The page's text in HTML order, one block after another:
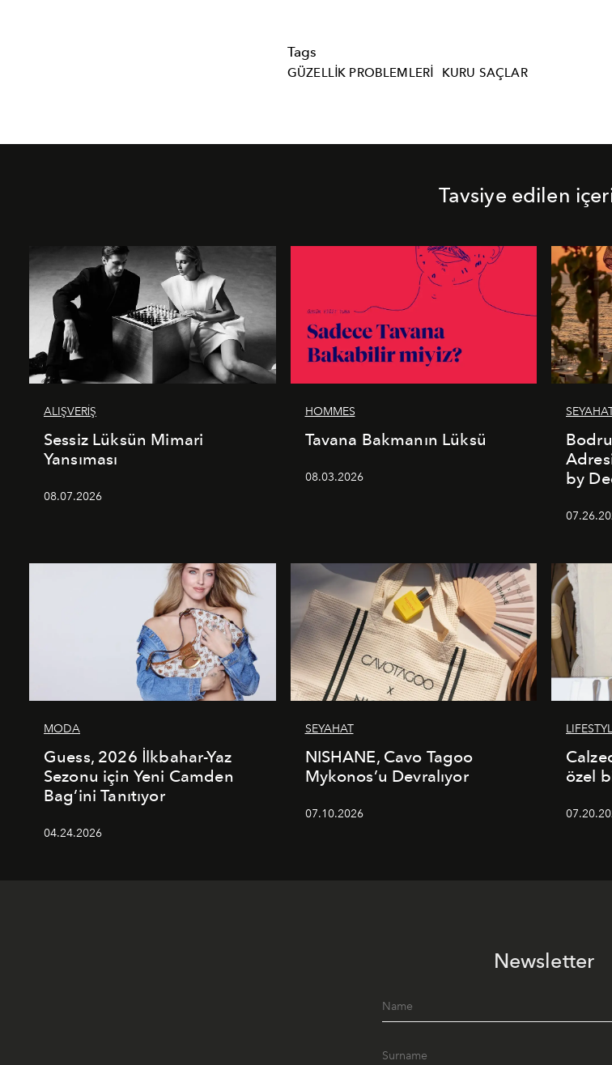
Tags
GÜZELLIK PROBLEMLERI KURU SAÇLAR
Tavsiye edilen
ALIŞVERİŞ
Sessiz Lüksün Mimari
Yansıması
08.07.2026
HOMMES
Tavana Bakmanın Lüksü
08.03.2026
by
MODA
Guess, 2026 İlkbahar-Yaz
Sezonu için Yeni Camden
Bag’ini Tanıtıyor
04.24.2026
SEYAHAT
NISHANE, Cavo Tagoo
Mykonos’u Devralıyor
07.10.2026
özel
Newsletter